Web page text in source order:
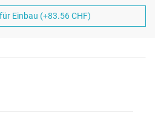
Einbau (+83.56 CHF)